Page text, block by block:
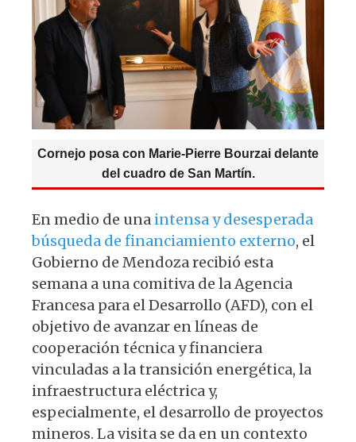
o
k
Cornejo posa con Marie-Pierre Bourzai delante
del cuadro de San Martín.
En medio de una intensa y desesperada
búsqueda de financiamiento externo, el
Gobierno de Mendoza recibió esta
semana a una comitiva de la Agencia
Francesa para el Desarrollo (AFD), con el
objetivo de avanzar en líneas de
cooperación técnica y financiera
vinculadas a la transición energética, la
infraestructura eléctrica y,
especialmente, el desarrollo de proyectos
mineros. La visita se da en un contexto